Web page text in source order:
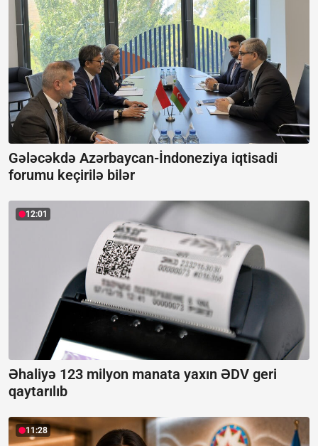
Gələcəkdə Azərbaycan-İndoneziya iqtisadi
forumu keçirilə bilər
12:01
Əhaliyə 123 milyon manata yaxın ƏDV geri
qaytarılıb
11:28